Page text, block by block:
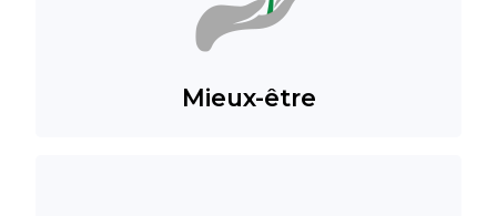
Mieux-être